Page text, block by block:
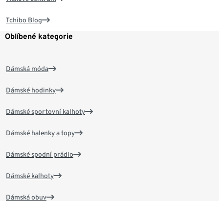
Tchibo Blog
Oblíbené kategorie
Dámská móda
Dámské hodinky
Dámské sportovní kalhoty
Dámské halenky a topy
Dámské spodní prádlo
Dámské kalhoty
Dámská obuv